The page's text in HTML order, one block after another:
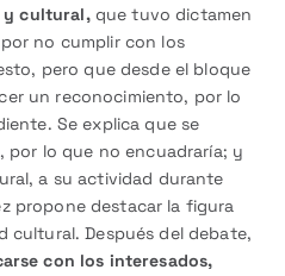
y cultural,que tuvo dictamen
no cumplir con los
pero que desde el bloque
un reconocimiento, por lo
Se explica que se
lo que no encuadraría; y
a su actividad durante
propone destacar la figura
cultural. Después del debate,
con los interesados,